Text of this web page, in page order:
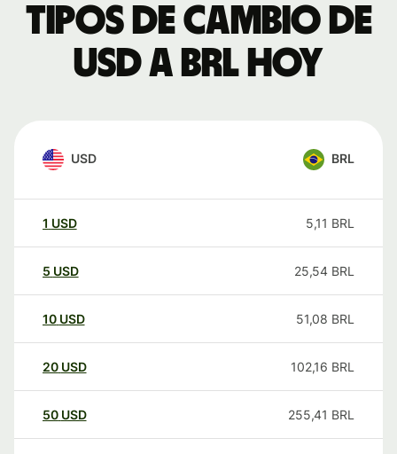
Tipos de cambio de
USD a BRL hoy
USD BRL
1 USD 5,11 BRL
5 USD 25,54 BRL
10 USD 51,08 BRL
20 USD 102,16 BRL
50 USD 255,41 BRL